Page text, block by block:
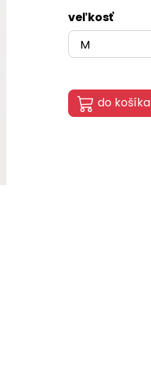
veľkosť
do košíka